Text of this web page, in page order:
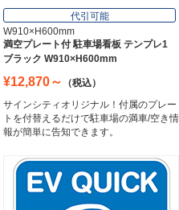
Frame
Magnet Sheet
代引可能
W910×H600mm
満空プレート付 駐車場看板 テンプレ1
ブラック W910×H600mm
¥12,870～
（税込）
サインシティオリジナル！付属のプレー
トを付替えるだけで駐車場の満車/空き情
報が簡単に告知できます。